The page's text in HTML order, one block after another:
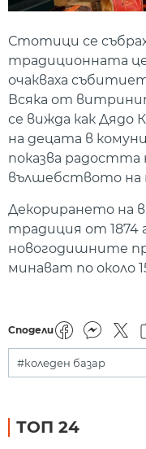
Стотици се
традиционната
очакваха
Всяка от
се вижда как Дядо
на децата в
показва радостта
вълшебството на
Декорирането на
традиция от 1874
новогодишните
минават по около
Сподели
#коледен базар
ТОП 24